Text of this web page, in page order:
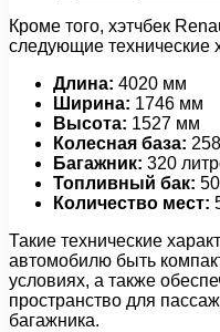
Кроме того, хэтчбек
следующие технические
Длина: 4020 мм
Ширина: 1746 мм
Высота: 1527 мм
Колесная база:
Багажник: 320
Топливный бак:
Количество мест:
Такие технические
автомобилю быть
условиях, а также
пространство для
багажника.